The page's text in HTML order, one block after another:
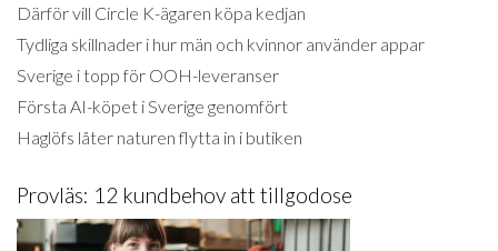
Därför vill Circle K-ägaren köpa kedjan
Tydliga skillnader i hur män och kvinnor använder appar
Sverige i topp för OOH-leveranser
Första AI-köpet i Sverige genomfört
Haglöfs låter naturen flytta in i butiken
Provläs: 12 kundbehov att tillgodose